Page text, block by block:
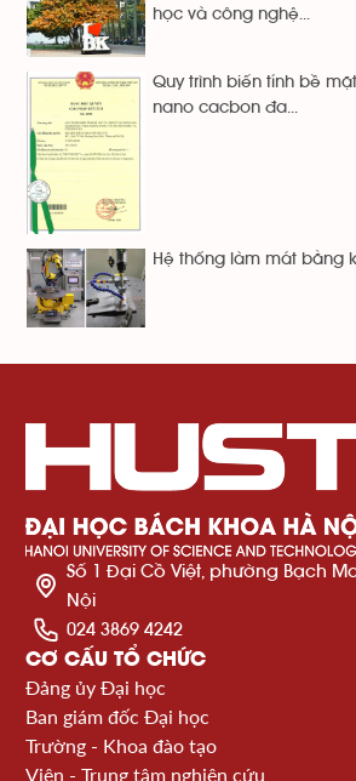
học và công nghệ...
Quy trình biến tính bề
nano cacbon đa...
Hệ thống làm mát bằng
Số 1 Đại Cồ Việt, phường Bạch
Nội
024 3869 4242
CƠ CẤU TỔ CHỨC
Đảng ủy Đại học
Ban giám đốc Đại học
Trường - Khoa đào tạo
Viện - Trung tâm nghiên cứu